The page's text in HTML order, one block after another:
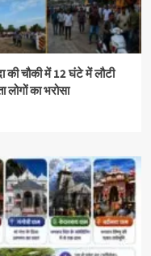
चौकी में 12 घंटे में लौटी
का भरोसा